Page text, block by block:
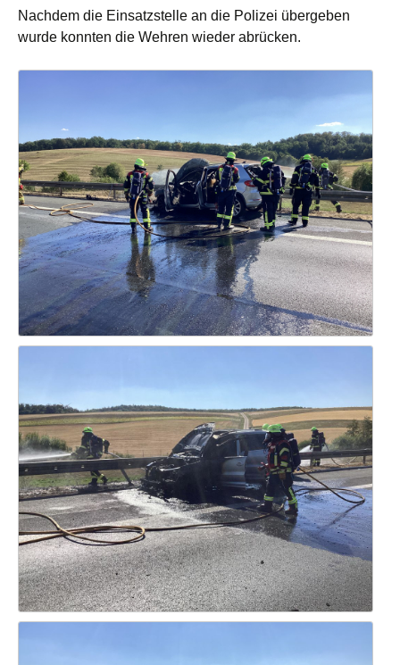
Nachdem die Einsatzstelle an die Polizei übergeben
wurde konnten die Wehren wieder abrücken.